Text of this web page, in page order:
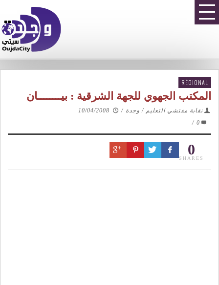
RÉGIONAL
المكتب الجهوي للجهة الشرقية : بيــــــــان
نقابة مفتشي التعليم / وجدة /
10/04/2008
0
/
0
SHARES